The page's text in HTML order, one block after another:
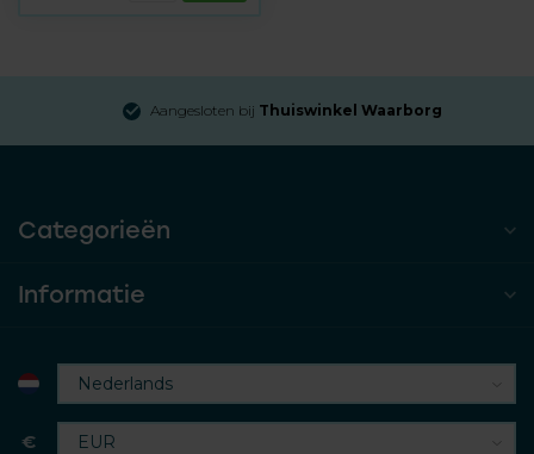
Aangesloten bijThuiswinkel Waarborg
Categorieën
Informatie
€